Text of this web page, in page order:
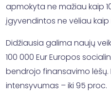
apmokyta ne mažiau kaip
įgyvendintos ne vėliau kaip
Didžiausia galima naujų
100 000 Eur Europos
bendrojo finansavimo lėšų.
intensyvumas – iki 95 proc.